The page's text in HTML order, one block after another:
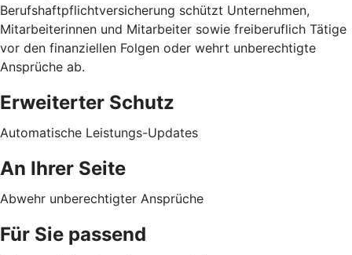
Berufshaftpflichtversicherung schützt Unternehmen,
Mitarbeiterinnen und Mitarbeiter sowie freiberuflich Tätige
vor den finanziellen Folgen oder wehrt unberechtigte
Ansprüche ab.
Erweiterter Schutz
Automatische Leistungs-Updates
An Ihrer Seite
Abwehr unberechtigter Ansprüche
Für Sie passend